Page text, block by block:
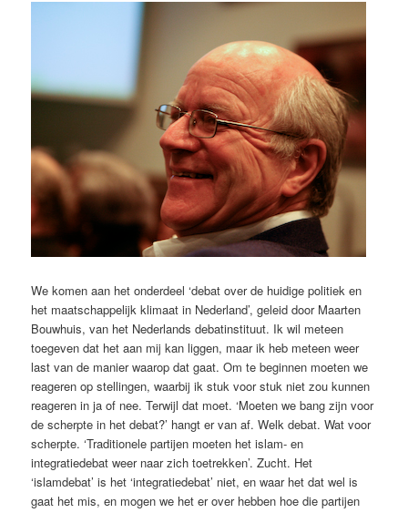
We komen aan het onderdeel ‘debat over de huidige politiek en
het maatschappelijk klimaat in Nederland’, geleid door Maarten
Bouwhuis, van het Nederlands debatinstituut. Ik wil meteen
toegeven dat het aan mij kan liggen, maar ik heb meteen weer
last van de manier waarop dat gaat. Om te beginnen moeten we
reageren op stellingen, waarbij ik stuk voor stuk niet zou kunnen
reageren in ja of nee. Terwijl dat moet. ‘Moeten we bang zijn voor
de scherpte in het debat?’ hangt er van af. Welk debat. Wat voor
scherpte. ‘Traditionele partijen moeten het islam- en
integratiedebat weer naar zich toetrekken’. Zucht. Het
‘islamdebat’ is het ‘integratiedebat’ niet, en waar het dat wel is
gaat het mis, en mogen we het er over hebben hoe die partijen